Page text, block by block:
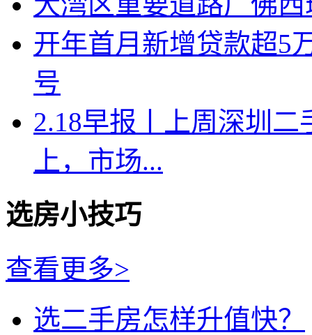
开年首月新增贷款超5
号
2.18早报丨上周深圳二
上，市场...
选房小技巧
查看更多>
选二手房怎样升值快？